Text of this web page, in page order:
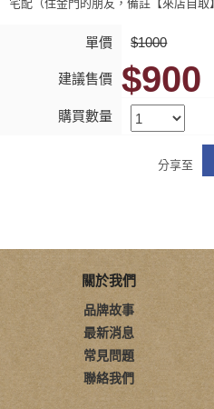
宅配（住金門的朋友，備註【來店自取
單價 $1000
建議售價 $900
購買數量
分享至
關於我們
品牌故事
最新消息
常見問題
聯絡我們